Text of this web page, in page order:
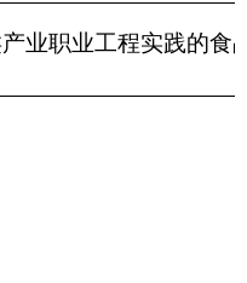
业职业工程实践的食